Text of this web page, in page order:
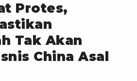
Protes,
Tak Akan
China Asal